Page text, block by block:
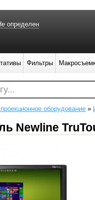
оборудование »
Newline
определен
Фильтры